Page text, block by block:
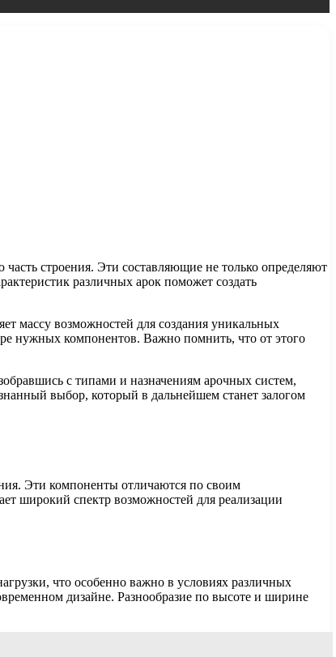
строения. Эти составляющие не только определяют
различных арок поможет создать
массу возможностей для создания уникальных
нужных компонентов. Важно помнить, что от этого
с типами и назначениям арочных систем,
выбор, который в дальнейшем станет залогом
Эти компоненты отличаются по своим
широкий спектр возможностей для реализации
что особенно важно в условиях различных
дизайне. Разнообразие по высоте и ширине